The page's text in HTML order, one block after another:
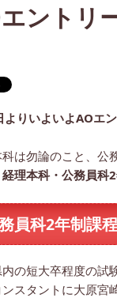
ントリ
りいよいよAOエ
は勿論のこと、公
経理本科・公務員科
員科2年制課
の短大卒程度の試
スタントに大原宮